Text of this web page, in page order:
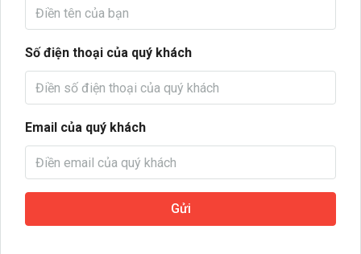
Số điện thoại của quý khách
Email của quý khách
Gửi